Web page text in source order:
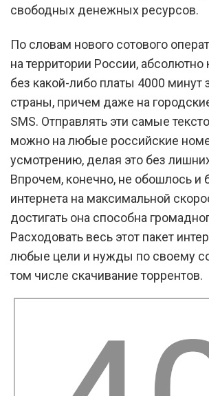
свободных денежных ресурсов.
По словам нового сотового
на территории России,
без какой-либо платы 4000
страны, причем даже на
SMS. Отправлять эти самые
можно на любые российские
усмотрению, делая это без
Впрочем, конечно, не обошлось и
интернета на максимальной
достигать она способна
Расходовать весь этот пакет
любые цели и нужды по своему
том числе скачивание торрентов.